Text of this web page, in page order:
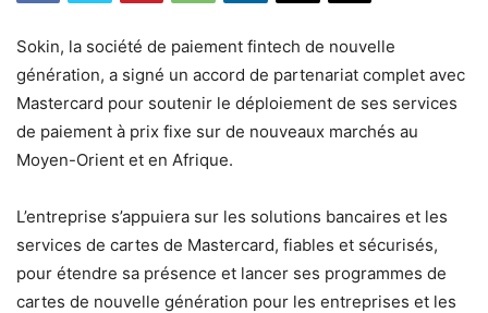
Sokin, la société de paiement fintech de nouvelle
génération, a signé un accord de partenariat complet avec
Mastercard pour soutenir le déploiement de ses services
de paiement à prix fixe sur de nouveaux marchés au
Moyen-Orient et en Afrique.
L’entreprise s’appuiera sur les solutions bancaires et les
services de cartes de Mastercard, fiables et sécurisés,
pour étendre sa présence et lancer ses programmes de
cartes de nouvelle génération pour les entreprises et les